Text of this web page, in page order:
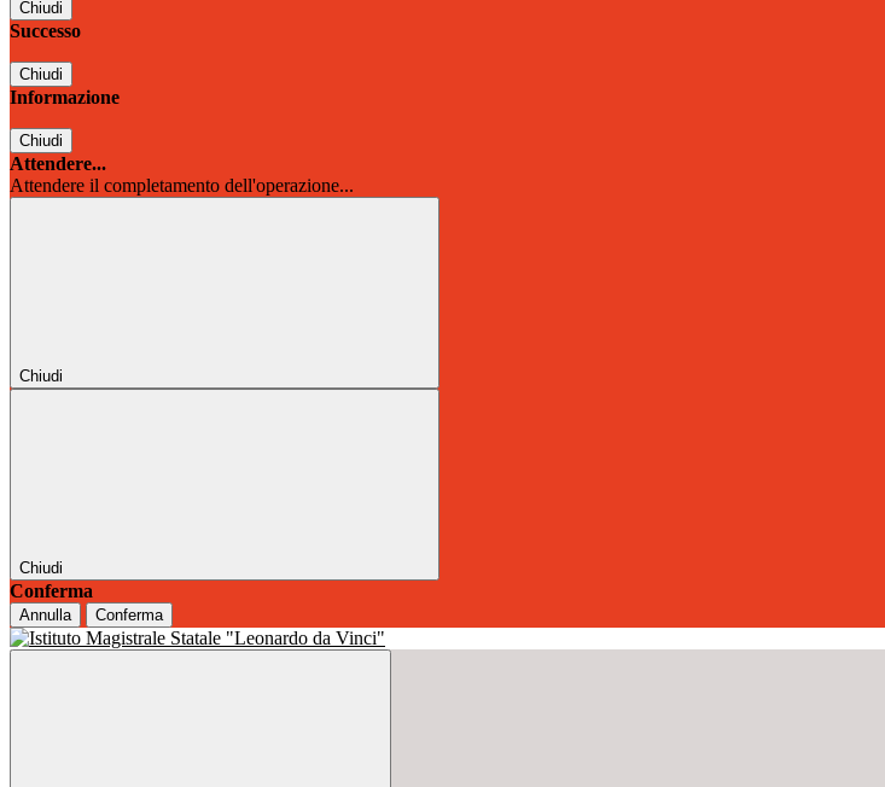
Chiudi
Successo
Chiudi
Informazione
Chiudi
Attendere...
Attendere il completamento dell'operazione...
Chiudi
Chiudi
Conferma
Annulla Conferma